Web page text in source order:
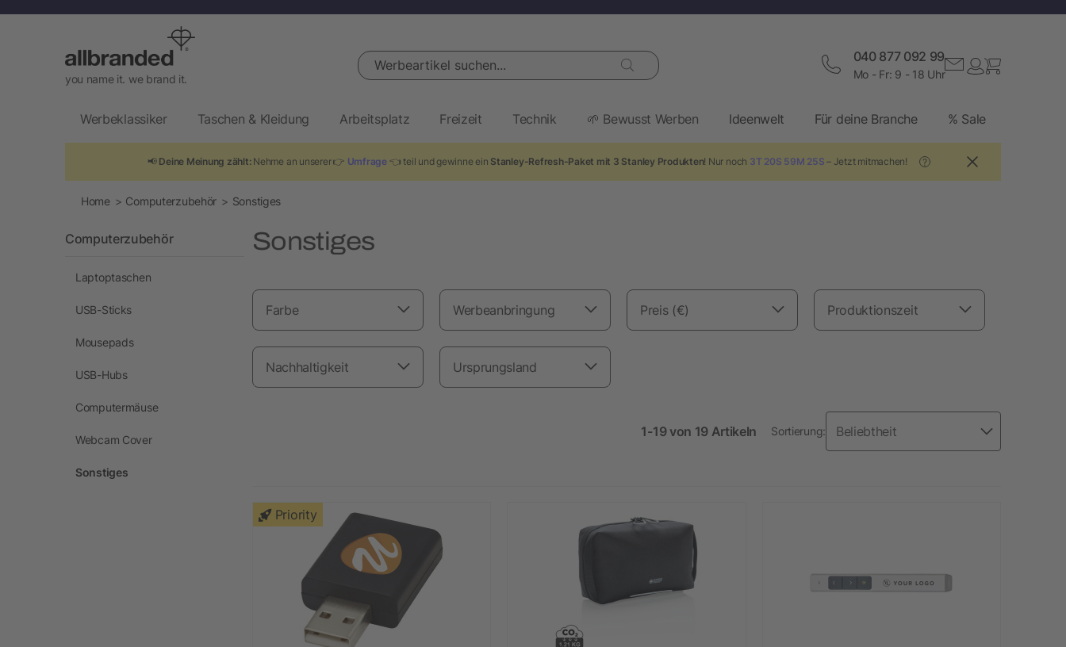
you name it. we brand it.
Werbeartikel suchen... 040 877 092 99
Mo - Fr: 9 - 18 Uhr
Werbeklassiker Taschen & Kleidung Arbeitsplatz Freizeit Technik 🌱 Bewusst Werben Ideenwelt Für deine Branche % Sale
📢 Deine Meinung zählt:Nehme an unserer 👉 Umfrage👈 teil und gewinne ein Stanley-Refresh-Paket mit 3 Stanley Produkten! Nur noch 3T 20S 59M 24S – Jetzt mitmachen! ?
Home Computerzubehör Sonstiges
Sonstiges
Farbe Werbeanbringung Preis (€) Produktionszeit
Nachhaltigkeit Ursprungsland
1-19 von 19 Artikeln Sortierung:
Priority
Computerzubehör
Laptoptaschen
USB-Sticks
Mousepads
USB-Hubs
Computermäuse
Webcam Cover
Sonstiges